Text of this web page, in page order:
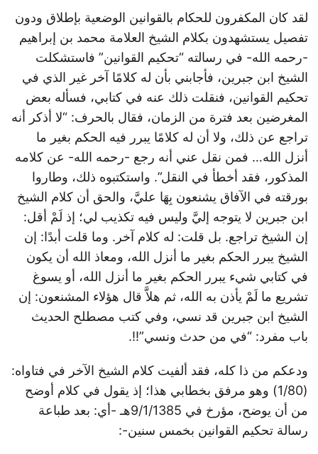
لقد كان المكفرون للحكام بالقوانين الوضعية بإطلاق ودون
تفصيل يستشهدون بكلام الشيخ العلامة محمد بن إبراهيم
-رحمه الله- في رسالته “تحكيم القوانين” فاستشكلت
الشيخ ابن جبرين، فأجابني بأن له كلامًا آخر غير الذي في
تحكيم القوانين، فنقلت ذلك عنه في كتابي، فسأله بعض
المغرضين بعد فترة من الزمان، فقال بالحرف: “لا أذكر أنه
تراجع عن ذلك، ولا أن له كلامًا يبرر فيه الحكم بغير ما
أنزل الله… فمن نقل عني أنه رجع -رحمه الله- عن كلامه
المذكور، فقد أخطأ في النقل”. واستكتبوه ذلك، وطاروا
بورقته في الآفاق يشنعون بِهَا عليَّ، والحق أن كلام الشيخ
ابن جبرين لا يتوجه إليَّ وليس فيه تكذيب لي؛ إذ لَمْ أقل:
إن الشيخ تراجع. بل قلت: له كلام آخر. وما قلت أبدًا: إن
الشيخ يبرر الحكم بغير ما أنزل الله، ومعاذ الله أن يكون
في كتابي شيء يبرر الحكم بغير ما أنزل الله، أو يسوغ
تشريع ما لَمْ يأذن به الله، ثم هلاَّ قال هؤلاء المشنعون: إن
الشيخ ابن جبرين قد نسي، وفي كتب مصطلح الحديث
باب مفرد: “في من حدث ونسي”!!.
ودعكم من ذا كله، فقد ألفيت كلام الشيخ الآخر في فتاواه:
(1/80) وهو مرفق بخطابي هذا؛ إذ يقول في كلام أوضح
من أن يوضح، مؤرخ في 9/1/1385هـ -أي: بعد طباعة
رسالة تحكيم القوانين بخمس سنين-: